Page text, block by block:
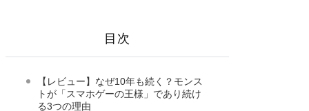
目次
【レビュー】なぜ10年も続く？モンス
トが「スマホゲーの王様」であり続け
る3つの理由